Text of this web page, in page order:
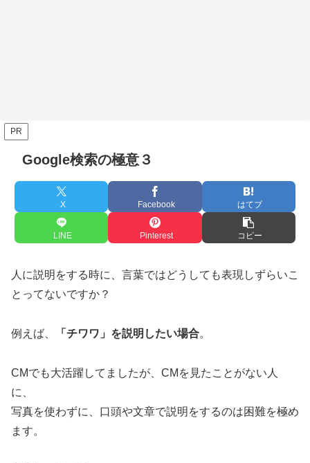
PR
Google検索の極意３
X Facebook はてブ
LINE Pinterest コピー
人に説明をする時に、言葉ではどうしても表現しずらいこ
とってないですか？
例えば、 「チワワ」を説明したい場合。
CMでも大活躍してましたが、CMを見たことがない人
に、
写真を使わずに、口頭や文章で説明をするのは困難を極め
ます。